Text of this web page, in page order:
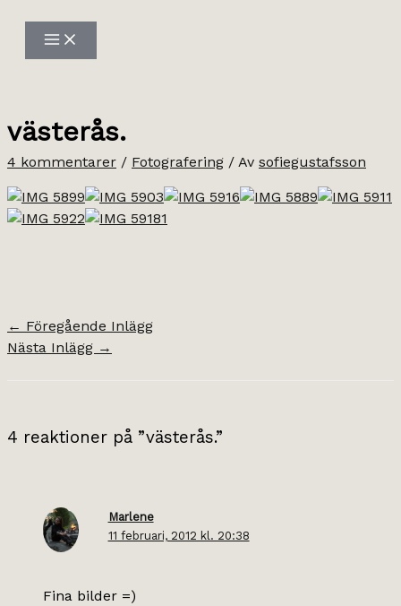
innehåll
västerås.
4 kommentarer / Fotografering / Av sofiegustafsson
← Föregående Inlägg
Nästa Inlägg →
4 reaktioner på ”västerås.”
Marlene
11 februari, 2012 kl. 20:38
Fina bilder =)